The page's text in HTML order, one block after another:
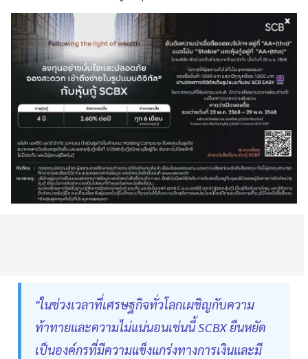
"ในช่วงเวลาที่เศรษฐกิจทั่วโลกเผชิญกับความ
ท้าทายและความไม่แน่นอนเช่นนี้ SCBX ยืนหยัด
เป็นองค์กรที่มีความแข็งแกร่งทางการเงินและมี